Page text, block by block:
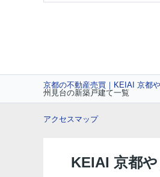
京都の不動産売買｜KEIAI 京都
州見台の新築戸建て一覧
アクセスマップ
KEIAI 京都